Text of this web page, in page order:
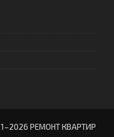
2026 РЕМОНТ КВАРТИР